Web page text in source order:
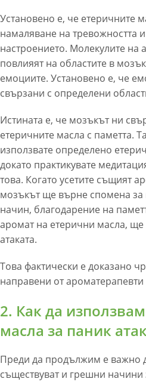
Установено е, че етеричните
намаляване на тревожността
настроението. Молекулите на
повлияят на областите в
емоциите. Установено е, че
свързани с определени
Истината е, че мозъкът ни
етеричните масла с паметта.
използвате определено
докато практикувате
това. Когато усетите същият
мозъкът ще върне спомена за
начин, благодарение на
аромат на етерични масла, ще
атаката.
Това фактически е доказано
направени от
2. Как да
масла за паник
Преди да продължим е важно
съществуват и грешни начини